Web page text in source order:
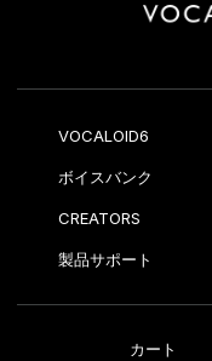
VOCALOID6
ボイスバンク
CREATORS
製品サポート
カート